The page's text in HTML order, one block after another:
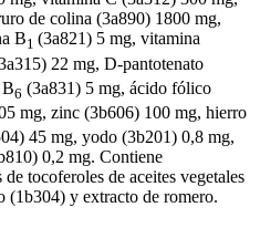
de colina (3a890) 1800 mg,
B1 (3a821) 5 mg, vitamina
22 mg, D-pantotenato
6 (3a831) 5 mg, ácido fólico
mg, zinc (3b606) 100 mg, hierro
45 mg, yodo (3b201) 0,8 mg,
0,2 mg. Contiene
tocoferoles de aceites vegetales
(1b304) y extracto de romero.